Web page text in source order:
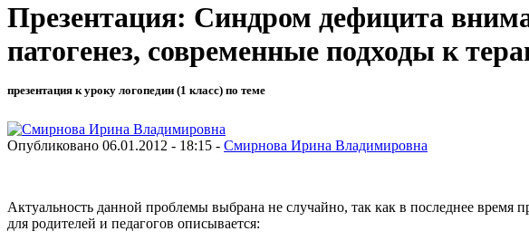
Презентация: Синдром дефицита
патогенез, современные подходы к
презентация к уроку логопедии (1 класс) по теме
Опубликовано 06.01.2012 - 18:15 - Смирнова Ирина Владимировна
Актуальность данной проблемы выбрана не случайно, так как в последнее
для родителей и педагогов описывается: